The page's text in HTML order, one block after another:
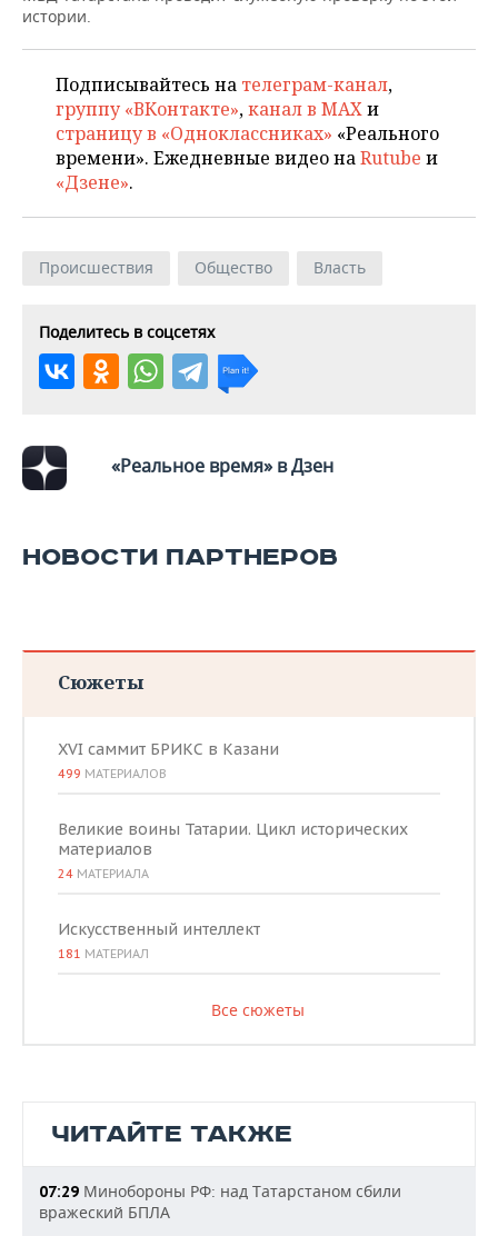
истории.
Подписывайтесь на телеграм-канал,
группу «ВКонтакте»,канал в MAXи
страницу в «Одноклассниках» «Реального
времени». Ежедневные видео наRutube и
«Дзене».
Происшествия Общество Власть
Поделитесь в соцсетях
«Реальное время» в Дзен
НОВОСТИ ПАРТНЕРОВ
Сюжеты
XVI саммит БРИКС в Казани
499 МАТЕРИАЛОВ
Великие воины Татарии. Цикл исторических
материалов
24 МАТЕРИАЛА
Искусственный интеллект
181 МАТЕРИАЛ
Все сюжеты
ЧИТАЙТЕ ТАКЖЕ
07:29 Минобороны РФ: над Татарстаном сбили
вражеский БПЛА